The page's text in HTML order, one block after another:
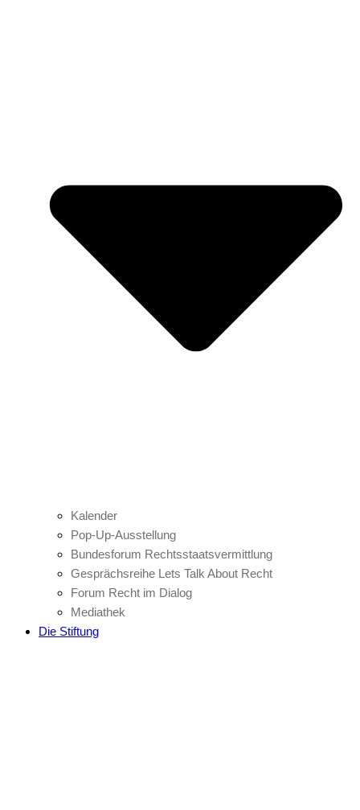
Kalender
Pop-Up-Ausstellung
Bundesforum Rechtsstaatsvermittlung
Gesprächsreihe Lets Talk About Recht
Forum Recht im Dialog
Mediathek
Die Stiftung